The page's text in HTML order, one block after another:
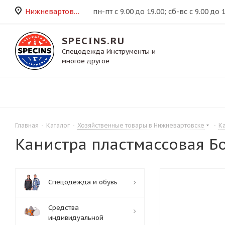
Нижневартовск пн-пт с 9.00 до 19.00; сб-вс с 9.00 до
SPECINS.RU
Спецодежда Инструменты и
многое другое
Главная - Каталог - Хозяйственные товары в Нижневартовске -
Канистра пластмассовая
Спецодежда и обувь
Средства
индивидуальной